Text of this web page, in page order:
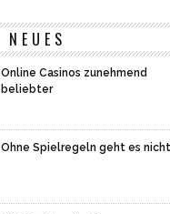
NEUES
Online Casinos zunehmend
beliebter
Ohne Spielregeln geht es nicht